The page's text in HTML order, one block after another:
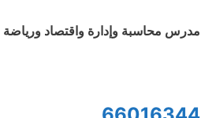
مدرس محاسبة وإدارة واقتصاد ورياضة